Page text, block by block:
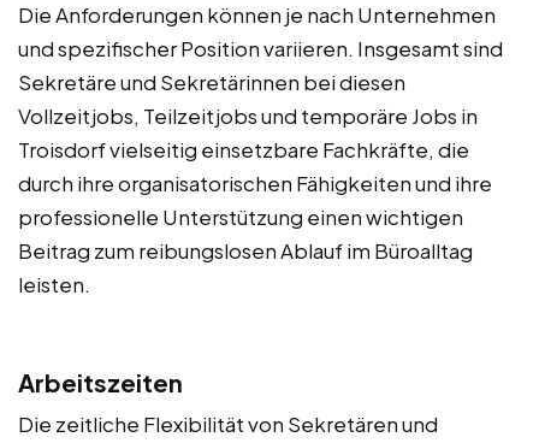
Die Anforderungen können je nach Unternehmen
und spezifischer Position variieren. Insgesamt sind
Sekretäre und Sekretärinnen bei diesen
Vollzeitjobs, Teilzeitjobs und temporäre Jobs in
Troisdorf vielseitig einsetzbare Fachkräfte, die
durch ihre organisatorischen Fähigkeiten und ihre
professionelle Unterstützung einen wichtigen
Beitrag zum reibungslosen Ablauf im Büroalltag
leisten.
Arbeitszeiten
Die zeitliche Flexibilität von Sekretären und